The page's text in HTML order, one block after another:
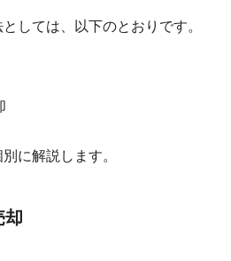
しては、以下のとおりです。
に解説します。
却